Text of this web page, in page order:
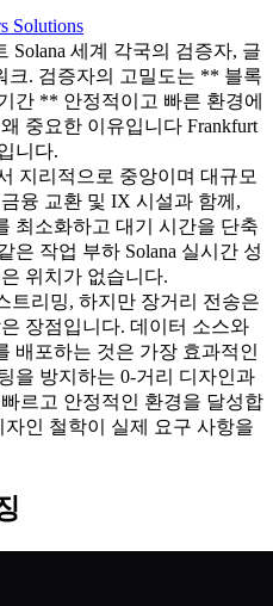
Solutions
Solana 세계 각국의 검증자, 글
크. 검증자의 고밀도는 ** 블록
간 ** 안정적이고 빠른 환경에
중요한 이유입니다 Frankfurt
니다.
지리적으로 중앙이며 대규모
융 교환 및 IX 시설과 함께,
최소화하고 대기 시간을 단축
은 작업 부하 Solana 실시간 성
위치가 없습니다.
트리밍, 하지만 장거리 전송은
장점입니다. 데이터 소스와
배포하는 것은 가장 효과적인
을 방지하는 0-거리 디자인과
르고 안정적인 환경을 달성합
인 철학이 실제 요구 사항을